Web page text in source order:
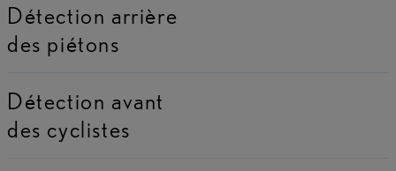
Détection arrière
des piétons
Détection avant
des cyclistes